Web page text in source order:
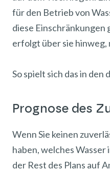
für den Betrieb von
diese
erfolgt über sie hinweg,
So spielt sich das in
Prognose des
Wenn Sie keinen
haben, welches
der Rest des Plans auf